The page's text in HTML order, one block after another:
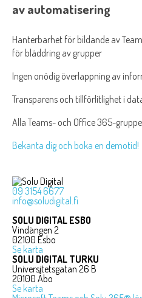
av automatisering
Hanterbarhet för bildande av
för bläddring av grupper
Ingen onödig överlappning av
Transparens och tillförlitlighet i
Alla Teams- och Office 365-
Bekanta dig och boka en demotid!
09 3154 6677
info@soludigital.fi
SOLU DIGITAL ESBO
Vindängen 2
02100 Esbo
Se karta
SOLU DIGITAL TURKU
Universitetsgatan 26 B
20100 Åbo
Se karta